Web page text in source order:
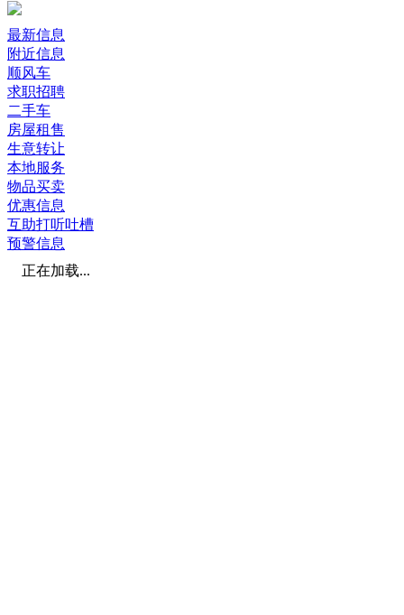
最新信息
附近信息
顺风车
求职招聘
二手车
房屋租售
生意转让
本地服务
物品买卖
优惠信息
互助打听吐槽
预警信息
正在加载...